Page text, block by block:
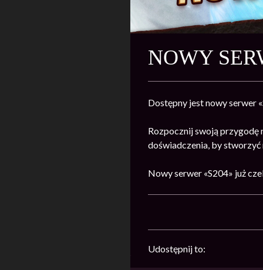
NOWY
Dostępny jest nowy serwer
Rozpocznij swoją przygodę
doświadczenia, by
Nowy serwer «S204» już
Udostępnij to: